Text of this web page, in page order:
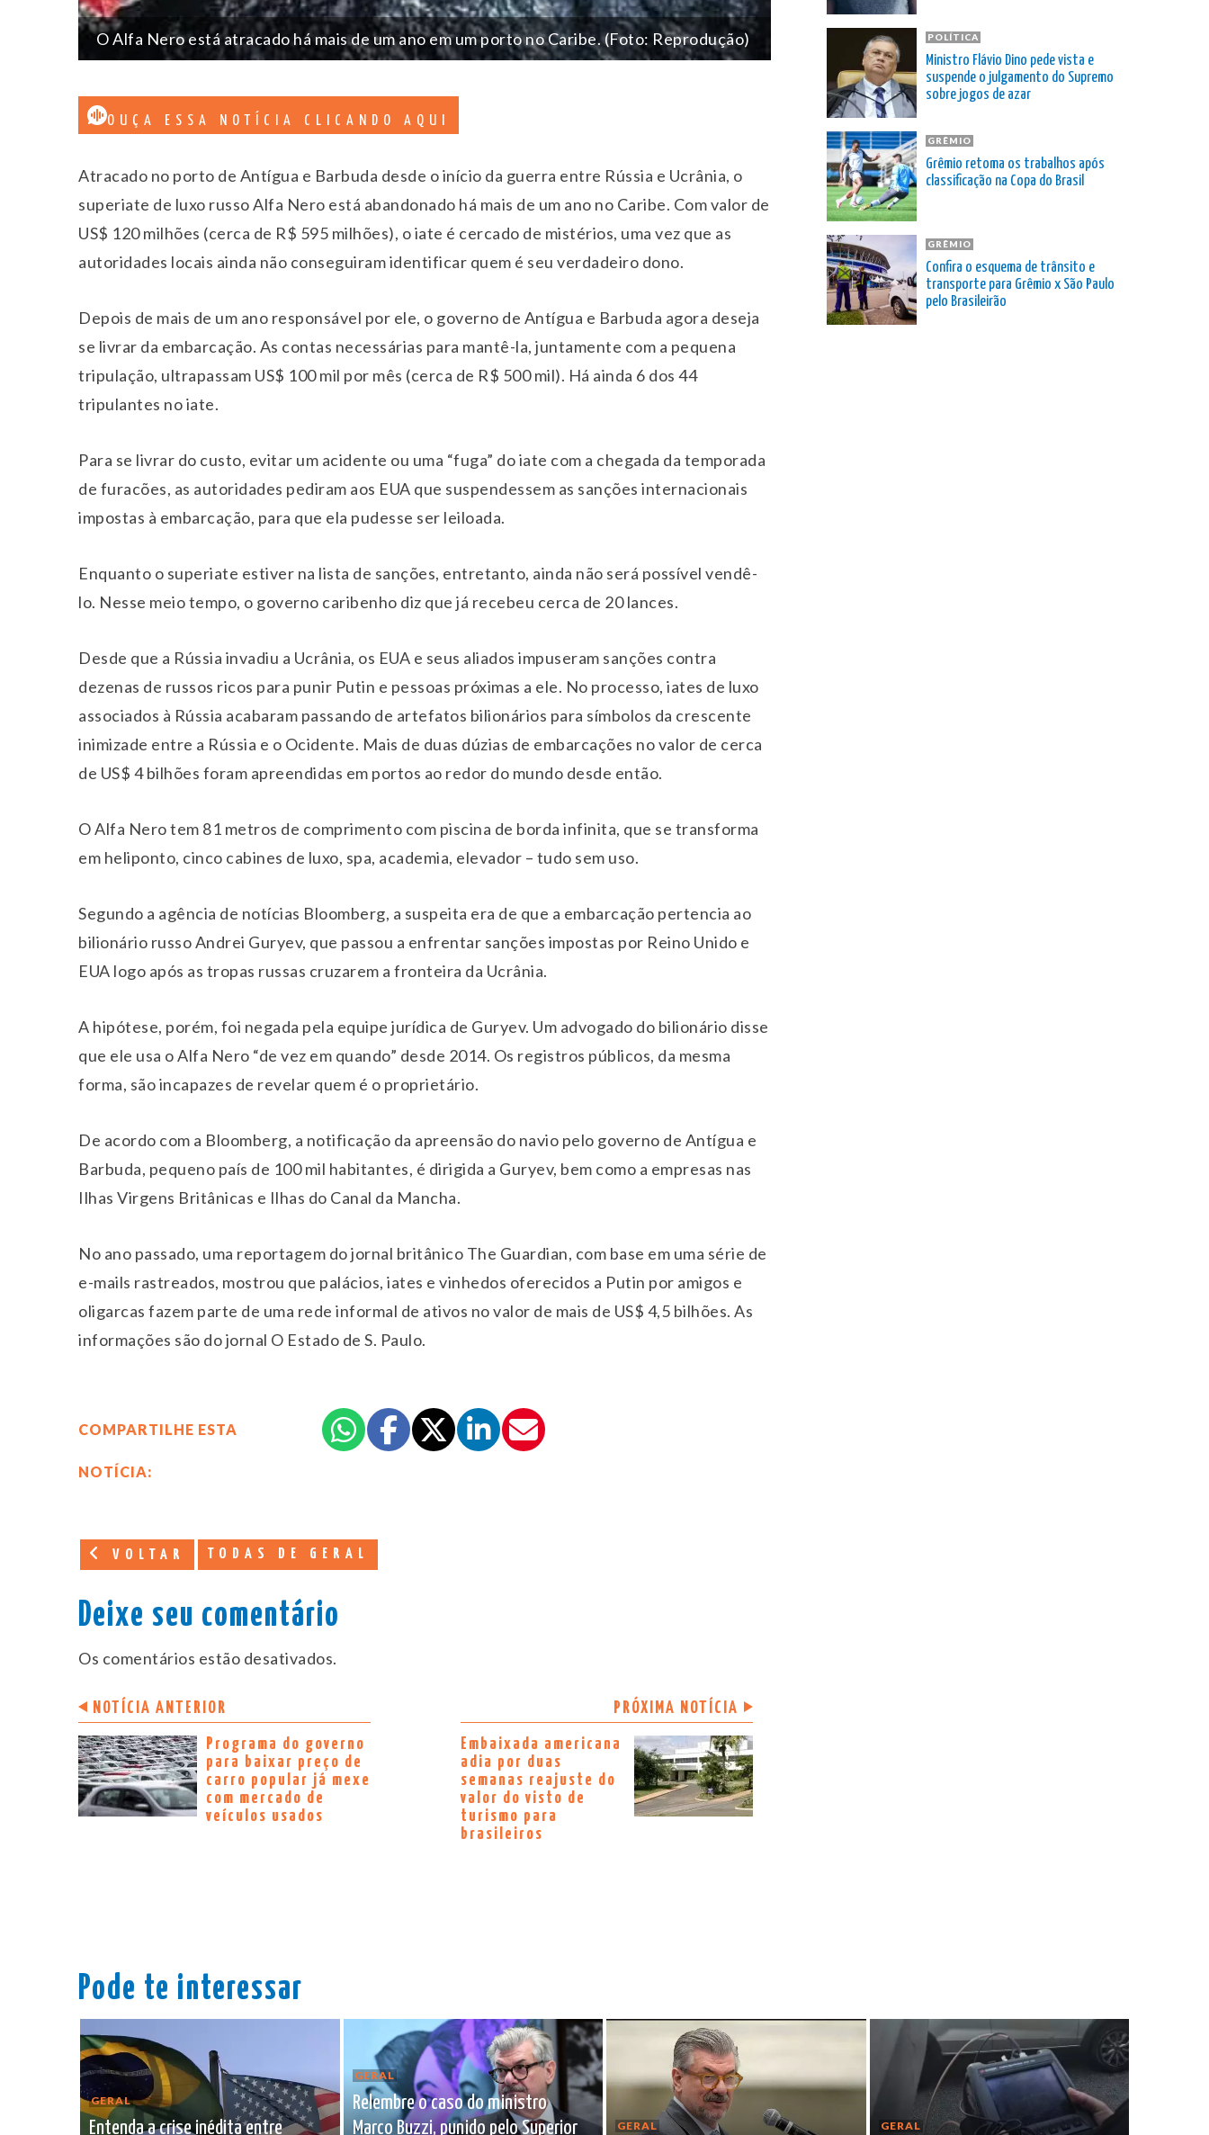
O Alfa Nero está atracado há mais de um ano em um porto no Caribe. (Foto: Reprodução)
OUÇA ESSA NOTÍCIA CLICANDO AQUI
Atracado no porto de Antígua e Barbuda desde o início da guerra entre Rússia e Ucrânia, o
superiate de luxo russo Alfa Nero está abandonado há mais de um ano no Caribe. Com valor de
US$ 120 milhões (cerca de R$ 595 milhões), o iate é cercado de mistérios, uma vez que as
autoridades locais ainda não conseguiram identificar quem é seu verdadeiro dono.
Depois de mais de um ano responsável por ele, o governo de Antígua e Barbuda agora deseja
se livrar da embarcação. As contas necessárias para mantê-la, juntamente com a pequena
tripulação, ultrapassam US$ 100 mil por mês (cerca de R$ 500 mil). Há ainda 6 dos 44
tripulantes no iate.
Para se livrar do custo, evitar um acidente ou uma “fuga” do iate com a chegada da temporada
de furacões, as autoridades pediram aos EUA que suspendessem as sanções internacionais
impostas à embarcação, para que ela pudesse ser leiloada.
Enquanto o superiate estiver na lista de sanções, entretanto, ainda não será possível vendê-
lo. Nesse meio tempo, o governo caribenho diz que já recebeu cerca de 20 lances.
Desde que a Rússia invadiu a Ucrânia, os EUA e seus aliados impuseram sanções contra
dezenas de russos ricos para punir Putin e pessoas próximas a ele. No processo, iates de luxo
associados à Rússia acabaram passando de artefatos bilionários para símbolos da crescente
inimizade entre a Rússia e o Ocidente. Mais de duas dúzias de embarcações no valor de cerca
de US$ 4 bilhões foram apreendidas em portos ao redor do mundo desde então.
O Alfa Nero tem 81 metros de comprimento com piscina de borda infinita, que se transforma
em heliponto, cinco cabines de luxo, spa, academia, elevador – tudo sem uso.
Segundo a agência de notícias Bloomberg, a suspeita era de que a embarcação pertencia ao
bilionário russo Andrei Guryev, que passou a enfrentar sanções impostas por Reino Unido e
EUA logo após as tropas russas cruzarem a fronteira da Ucrânia.
A hipótese, porém, foi negada pela equipe jurídica de Guryev. Um advogado do bilionário disse
que ele usa o Alfa Nero “de vez em quando” desde 2014. Os registros públicos, da mesma
forma, são incapazes de revelar quem é o proprietário.
De acordo com a Bloomberg, a notificação da apreensão do navio pelo governo de Antígua e
Barbuda, pequeno país de 100 mil habitantes, é dirigida a Guryev, bem como a empresas nas
Ilhas Virgens Britânicas e Ilhas do Canal da Mancha.
No ano passado, uma reportagem do jornal britânico The Guardian, com base em uma série de
e-mails rastreados, mostrou que palácios, iates e vinhedos oferecidos a Putin por amigos e
oligarcas fazem parte de uma rede informal de ativos no valor de mais de US$ 4,5 bilhões. As
informações são do jornal O Estado de S. Paulo.
COMPARTILHE ESTA
NOTÍCIA:
VOLTAR TODAS DE GERAL
Deixe seu comentário
Os comentários estão desativados.
NOTÍCIA ANTERIOR
Programa do governo
para baixar preço de
carro popular já mexe
com mercado de
veículos usados
PRÓXIMA NOTÍCIA
Embaixada americana
adia por duas
semanas reajuste do
valor do visto de
turismo para
brasileiros
POLÍTICA
Ministro Flávio Dino pede vista e
suspende o julgamento do Supremo
sobre jogos de azar
GRÊMIO
Grêmio retoma os trabalhos após
classificação na Copa do Brasil
GRÊMIO
Confira o esquema de trânsito e
transporte para Grêmio x São Paulo
pelo Brasileirão
Pode te interessar
GERAL
Entenda a crise inédita entre
GERAL
Relembre o caso do ministro
Marco Buzzi, punido pelo Superior
GERAL GERAL